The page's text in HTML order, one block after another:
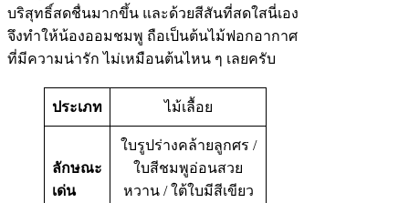
บริสุทธิ์สดชื่นมากขึ้น และด้วยสีสันที่สดใสนี่เอง
จึงทำให้น้องออมชมพู ถือเป็นต้นไม้ฟอกอากาศ
ที่มีความน่ารัก ไม่เหมือนต้นไหน ๆ เลยครับ
ประเภท ไม้เลื้อย
ลักษณะ
เด่น
ใบรูปร่างคล้ายลูกศร /
ใบสีชมพูอ่อนสวย
หวาน / ใต้ใบมีสีเขียว